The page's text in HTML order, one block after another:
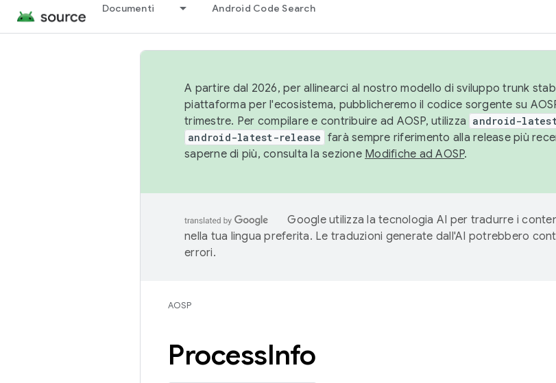
Documenti Android Code Search
A partire dal 2026, per allinearci al nostro modello di sviluppo trunk
piattaforma per l'ecosistema, pubblicheremo il codice sorgente su
trimestre. Per compilare e contribuire ad AOSP, utilizza android-
android-latest-release farà sempre riferimento alla release più
saperne di più, consulta la sezione Modifiche ad AOSP.
Google utilizza la tecnologia AI per tradurre i
nella tua lingua preferita. Le traduzioni generate dall'AI potrebbero
errori.
AOSP
ProcessInfo